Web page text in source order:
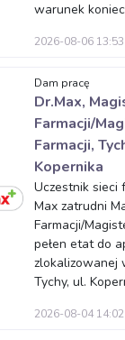
warunek
2026-08-06 13:53
Dam pracę
Dr.Max,
Farmacji/
Farmacji,
Kopernika
Uczestnik sieci
Max zatrudni
Farmacji/
pełen etat do
zlokalizowanej
Tychy, ul.
2026-08-04 14:02